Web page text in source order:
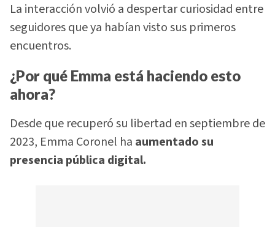
La interacción volvió a despertar curiosidad entre
seguidores que ya habían visto sus primeros
encuentros.
¿Por qué Emma está haciendo esto
ahora?
Desde que recuperó su libertad en septiembre de
2023, Emma Coronel ha aumentado su
presencia pública digital.